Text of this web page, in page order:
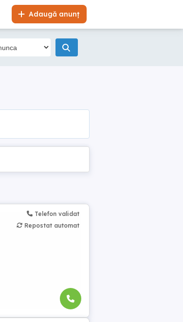
Adaugă anunț
Telefon validat
Repostat automat